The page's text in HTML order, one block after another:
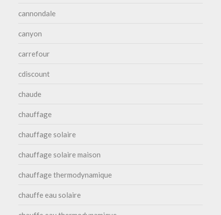
cannondale
canyon
carrefour
cdiscount
chaude
chauffage
chauffage solaire
chauffage solaire maison
chauffage thermodynamique
chauffe eau solaire